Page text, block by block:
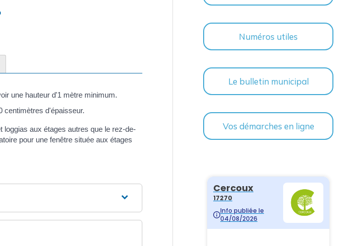
une hauteur d'1 mètre minimum.
centimètres d'épaisseur.
aux étages autres que le rez-de-
pour une fenêtre située aux étages
Numéros utiles
Le bulletin municipal
Vos démarches en ligne